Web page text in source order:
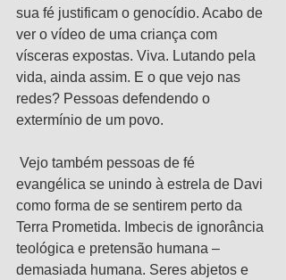
sua fé justificam o genocídio. Acabo de
ver o vídeo de uma criança com
vísceras expostas. Viva. Lutando pela
vida, ainda assim. E o que vejo nas
redes? Pessoas defendendo o
extermínio de um povo.
evangélica se unindo à estrela de Davi
como forma de se sentirem perto da
Terra Prometida. Imbecis de ignorância
teológica e pretensão humana –
demasiada humana. Seres abjetos e